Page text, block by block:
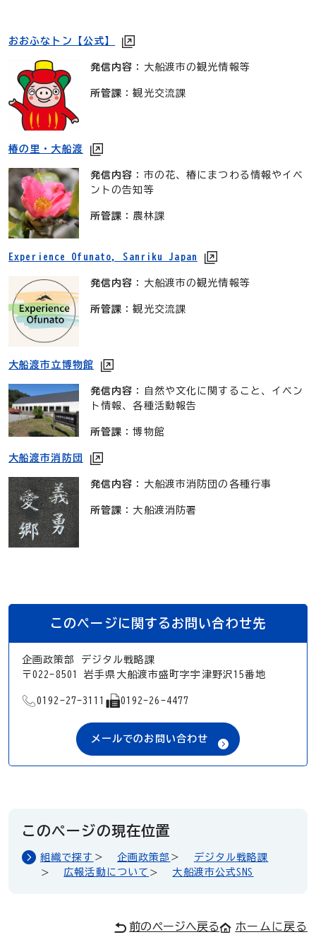
おおふなトン【公式】
発信内容 ：大船渡市の観光情報等
所管課 ：観光交流課
椿の里・大船渡
発信内容 ：市の花、椿にまつわる情報やイベ
ントの告知等
所管課 ：農林課
Experience Ofunato, Sanriku Japan
発信内容 ：大船渡市の観光情報等
所管課 ：観光交流課
大船渡市立博物館
発信内容 ：自然や文化に関すること、イベン
ト情報、各種活動報告
所管課 ：博物館
大船渡市消防団
発信内容 ：大船渡市消防団の各種行事
所管課 ：大船渡消防署
このページに関するお問い合わせ先
企画政策部 デジタル戦略課
〒022-8501 岩手県大船渡市盛町字宇津野沢15番地
TEL
0192-27-3111 FAX
0192-26-4477
メールでのお問い合わせ
このページの現在位置
組織で探す 企画政策部
デジタル戦略課
広報活動について
大船渡市公式SNS
前のページへ戻る ホームに戻る